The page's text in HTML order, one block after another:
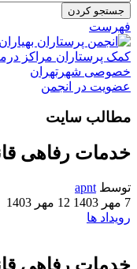
جستجو کردن
فهرست
عضویت در انجمن
مطالب سایت
خدمات رفاهی
توسط apnt
7 مهر 1403
12 مهر 1403
رویداد ها